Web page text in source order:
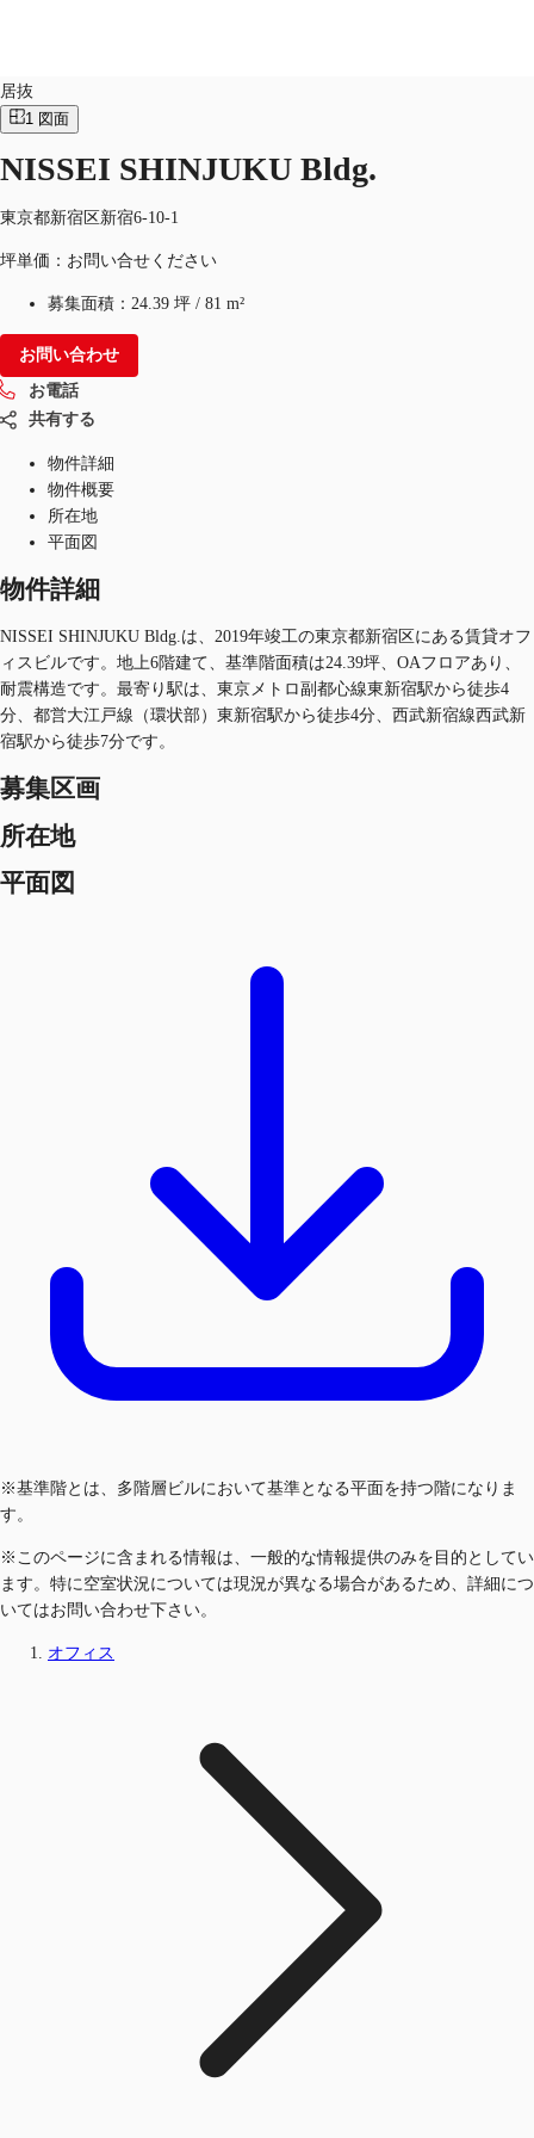
オフィス・事務所
倉庫・物流センター
地図検索
記事
仲介会社様はこちらへ
お気に入り
JP
お電話 お問合せ
居抜
1 図面
NISSEI SHINJUKU Bldg.
東京都新宿区新宿6-10-1
坪単価：お問い合せください
募集面積： 24.39 坪 / 81 m²
お問い合わせ
お電話
共有する
物件詳細
物件概要
所在地
平面図
物件詳細
NISSEI SHINJUKU Bldg.は、2019年竣工の東京都新宿区にある賃貸オフ
ィスビルです。地上6階建て、基準階面積は24.39坪、OAフロアあり、
耐震構造です。最寄り駅は、東京メトロ副都心線東新宿駅から徒歩4
分、都営大江戸線（環状部）東新宿駅から徒歩4分、西武新宿線西武新
宿駅から徒歩7分です。
募集区画
所在地
平面図
※基準階とは、多階層ビルにおいて基準となる平面を持つ階になりま
す。
※このページに含まれる情報は、一般的な情報提供のみを目的としてい
ます。特に空室状況については現況が異なる場合があるため、詳細につ
いてはお問い合わせ下さい。
オフィス